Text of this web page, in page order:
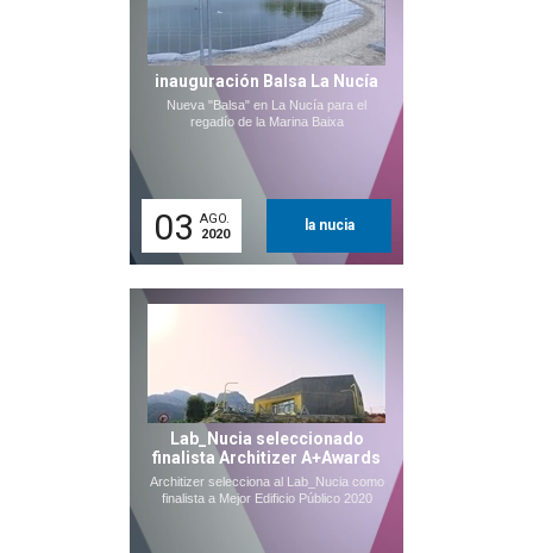
inauguración Balsa La Nucía
Nueva "Balsa" en La Nucía para el
regadío de la Marina Baixa
03 AGO.
2020
la nucia
Lab_Nucia seleccionado
finalista Architizer A+Awards
Architizer selecciona al Lab_Nucia como
finalista a Mejor Edificio Público 2020